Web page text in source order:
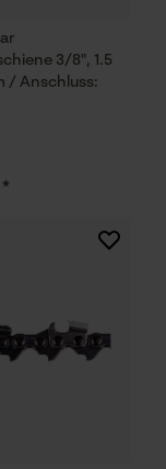
3/8", 1.5
/ Anschluss:
*